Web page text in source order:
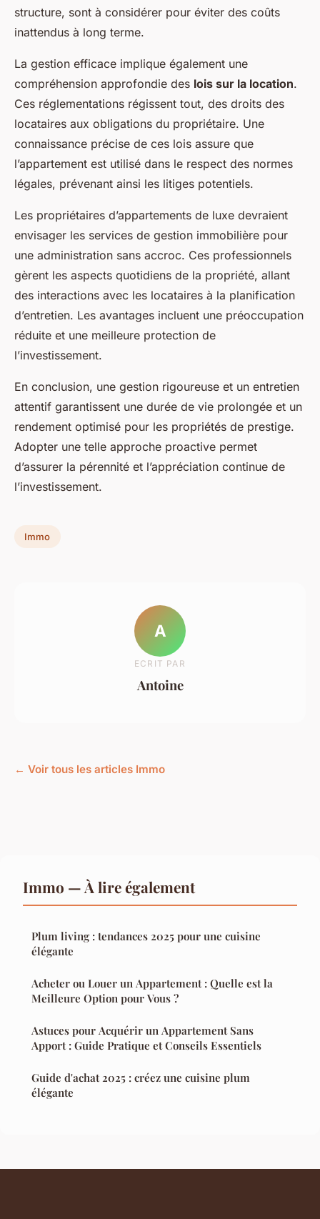
structure, sont à considérer pour éviter des coûts
inattendus à long terme.
La gestion efficace implique également une
compréhension approfondie des lois sur la location.
Ces réglementations régissent tout, des droits des
locataires aux obligations du propriétaire. Une
connaissance précise de ces lois assure que
l’appartement est utilisé dans le respect des normes
légales, prévenant ainsi les litiges potentiels.
Les propriétaires d’appartements de luxe devraient
envisager les services de gestion immobilière pour
une administration sans accroc. Ces professionnels
gèrent les aspects quotidiens de la propriété, allant
des interactions avec les locataires à la planification
d’entretien. Les avantages incluent une préoccupation
réduite et une meilleure protection de
l’investissement.
En conclusion, une gestion rigoureuse et un entretien
attentif garantissent une durée de vie prolongée et un
rendement optimisé pour les propriétés de prestige.
Adopter une telle approche proactive permet
d’assurer la pérennité et l’appréciation continue de
l’investissement.
Immo
A
ECRIT PAR
Antoine
← Voir tous les articles Immo
Immo — À lire également
Plum living : tendances 2025 pour une cuisine
élégante
Acheter ou Louer un Appartement : Quelle est la
Meilleure Option pour Vous ?
Astuces pour Acquérir un Appartement Sans
Apport : Guide Pratique et Conseils Essentiels
Guide d'achat 2025 : créez une cuisine plum
élégante